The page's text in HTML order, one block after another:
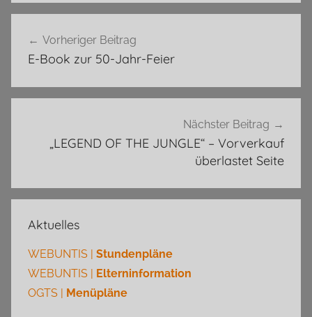
Vorheriger Beitrag
E-Book zur 50-Jahr-Feier
Nächster Beitrag
„LEGEND OF THE JUNGLE“ – Vorverkauf
überlastet Seite
Aktuelles
WEBUNTIS | Stundenpläne
WEBUNTIS |
Elterninformation
OGTS |
Menüpläne